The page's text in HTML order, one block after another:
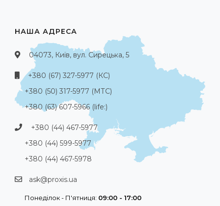
НАША АДРЕСА
04073, Київ, вул. Сирецька, 5
+380 (67) 327-5977 (КС)
+380 (50) 317-5977 (МТС)
+380 (63) 607-5966 (life:)
+380 (44) 467-5977
+380 (44) 599-5977
+380 (44) 467-5978
ask@proxis.ua
Понеділок - П'ятниця: 09:00 - 17:00